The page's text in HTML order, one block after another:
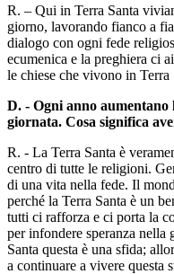
R. – Qui in Terra Santa
giorno, lavorando fianco a
dialogo con ogni fede
ecumenica e la preghiera ci
le chiese che vivono in Terra
D. - Ogni anno aumentano
giornata. Cosa significa
R. - La Terra Santa è
centro di tutte le religioni.
di una vita nella fede. Il
perché la Terra Santa è un
tutti ci rafforza e ci porta la
per infondere speranza nella
Santa questa è una sfida;
a continuare a vivere questa